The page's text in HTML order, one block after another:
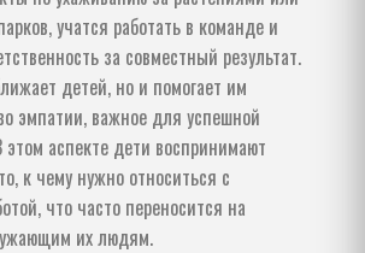
учатся работать в команде и
за совместный результат.
детей, но и помогает им
эмпатии, важное для успешной
аспекте дети воспринимают
к чему нужно относиться с
что часто переносится на
их людям.